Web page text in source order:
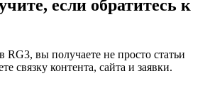
если обратитесь к
RG3, вы получаете не просто статьи
связку контента, сайта и заявки.